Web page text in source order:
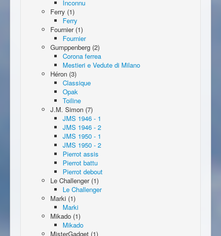
Inconnu
Ferry (1)
Ferry
Fournier (1)
Fournier
Gumppenberg (2)
Corona ferrea
Mestieri e Vedute di Milano
Héron (3)
Classique
Opak
Toiline
J.M. Simon (7)
JMS 1946 - 1
JMS 1946 - 2
JMS 1950 - 1
JMS 1950 - 2
Pierrot assis
Pierrot battu
Pierrot debout
Le Challenger (1)
Le Challenger
Marki (1)
Marki
Mikado (1)
Mikado
MisterGadget (1)